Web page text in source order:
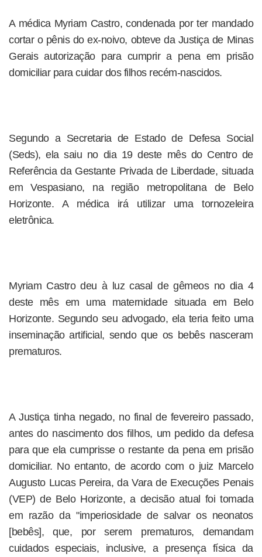
A médica Myriam Castro, condenada por ter mandado
cortar o pênis do ex-noivo, obteve da Justiça de Minas
Gerais autorização para cumprir a pena em prisão
domiciliar para cuidar dos filhos recém-nascidos.
Segundo a Secretaria de Estado de Defesa Social
(Seds), ela saiu no dia 19 deste mês do Centro de
Referência da Gestante Privada de Liberdade, situada
em Vespasiano, na região metropolitana de Belo
Horizonte. A médica irá utilizar uma tornozeleira
eletrônica.
Myriam Castro deu à luz casal de gêmeos no dia 4
deste mês em uma maternidade situada em Belo
Horizonte. Segundo seu advogado, ela teria feito uma
inseminação artificial, sendo que os bebês nasceram
prematuros.
A Justiça tinha negado, no final de fevereiro passado,
antes do nascimento dos filhos, um pedido da defesa
para que ela cumprisse o restante da pena em prisão
domiciliar. No entanto, de acordo com o juiz Marcelo
Augusto Lucas Pereira, da Vara de Execuções Penais
(VEP) de Belo Horizonte, a decisão atual foi tomada
em razão da "imperiosidade de salvar os neonatos
[bebês], que, por serem prematuros, demandam
cuidados especiais, inclusive, a presença física da